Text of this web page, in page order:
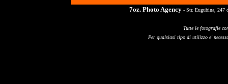
7oz. Photo Agency - Str. Eugubina, 247
Tutte le fotografie
Per qualsiasi tipo di utilizzo e'